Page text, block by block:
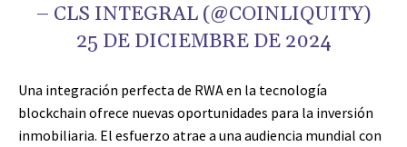
– CLS INTEGRAL (@COINLIQUITY)
25 DE DICIEMBRE DE 2024
Una integración perfecta de RWA en la tecnología
blockchain ofrece nuevas oportunidades para la inversión
inmobiliaria. El esfuerzo atrae a una audiencia mundial con